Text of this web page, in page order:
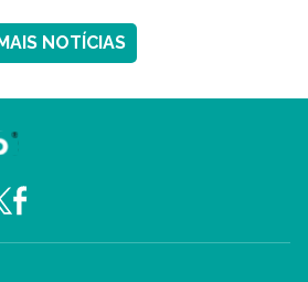
NOTÍCIAS